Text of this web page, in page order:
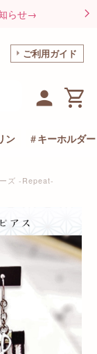
らせ→
ご利用ガイド
ン キーホルダー
ズ -Repeat-